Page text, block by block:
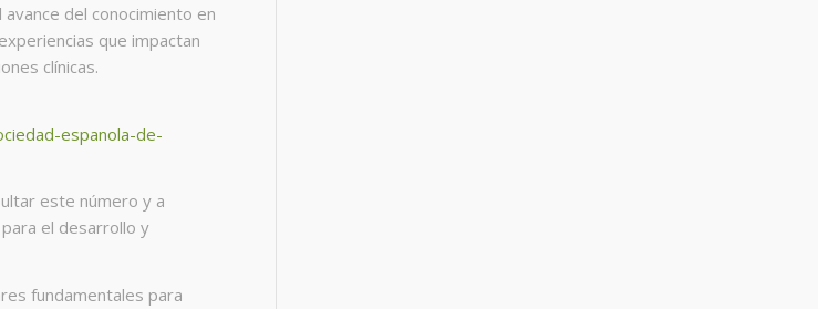
del conocimiento en
que impactan
clínicas.
espanola-de-
este número y a
el desarrollo y
fundamentales para